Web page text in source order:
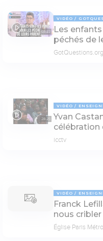
03:22
VIDÉO
Les
péchés de
28:25
VIDÉO
Yvan
célébration
icctv
VIDÉO
Franck
nous
Église Paris